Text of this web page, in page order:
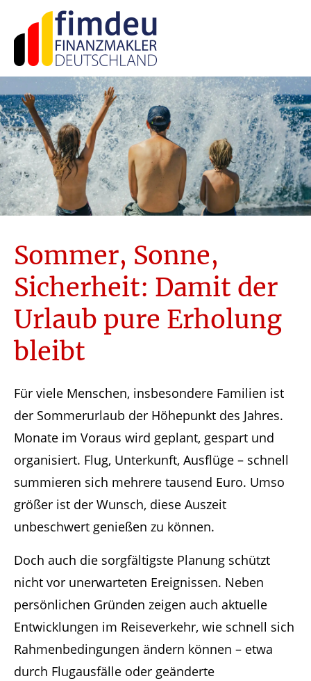
Sommer, Sonne,
Sicherheit: Damit der
Urlaub pure Erholung
bleibt
Für viele Menschen, insbesondere Familien ist
der Sommerurlaub der Höhepunkt des Jahres.
Monate im Voraus wird geplant, gespart und
organisiert. Flug, Unterkunft, Ausflüge – schnell
summieren sich mehrere tausend Euro. Umso
größer ist der Wunsch, diese Auszeit
unbeschwert genießen zu können.
Doch auch die sorgfältigste Planung schützt
nicht vor unerwarteten Ereignissen. Neben
persönlichen Gründen zeigen auch aktuelle
Entwicklungen im Reiseverkehr, wie schnell sich
Rahmenbedingungen ändern können – etwa
durch Flugausfälle oder geänderte